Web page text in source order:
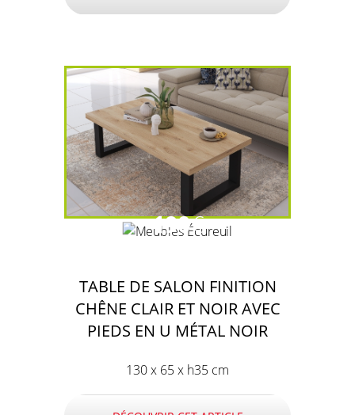
190€
TABLE DE SALON FINITION
CHÊNE CLAIR ET NOIR AVEC
PIEDS EN U MÉTAL NOIR
130 x 65 x h35 cm